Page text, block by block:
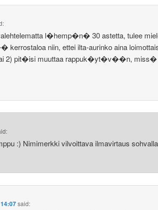
l�hemp�n� 30 astetta, tulee
niin, ettei ilta-aurinko aina
tai 2) pit�isi muuttaa rappuk�yt�v��n, miss�
:) Nimimerkki vilvoittava ilmavirtaus
said: